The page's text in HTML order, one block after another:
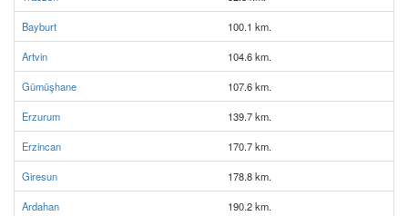
Bayburt 100.1 km.
Artvin 104.6 km.
Gümüşhane 107.6 km.
Erzurum 139.7 km.
Erzincan 170.7 km.
Giresun 178.8 km.
Ardahan 190.2 km.